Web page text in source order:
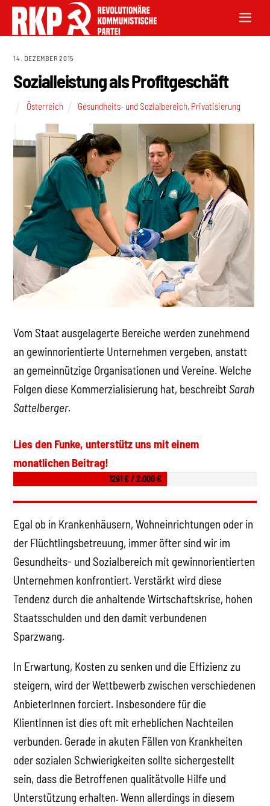
14. DEZEMBER 2015
Sozialleistung als Profitgeschäft
Österreich Gesundheits- und Sozialbereich, Privatisierung
Vom Staat ausgelagerte Bereiche werden zunehmend
an gewinnorientierte Unternehmen vergeben, anstatt
an gemeinnützige Organisationen und Vereine. Welche
Folgen diese Kommerzialisierung hat, beschreibt Sarah
Sattelberger.
Lies den Funke, unterstütz uns mit einem
monatlichen Beitrag!
1261 € / 2.000 €
Egal ob in Krankenhäusern, Wohneinrichtungen oder in
der Flüchtlingsbetreuung, immer öfter sind wir im
Gesundheits- und Sozialbereich mit gewinnorientierten
Unternehmen konfrontiert. Verstärkt wird diese
Tendenz durch die anhaltende Wirtschaftskrise, hohen
Staatsschulden und den damit verbundenen
Sparzwang.
In Erwartung, Kosten zu senken und die Effizienz zu
steigern, wird der Wettbewerb zwischen verschiedenen
AnbieterInnen forciert. Insbesondere für die
KlientInnen ist dies oft mit erheblichen Nachteilen
verbunden. Gerade in akuten Fällen von Krankheiten
oder sozialen Schwierigkeiten sollte sichergestellt
sein, dass die Betroffenen qualitätvolle Hilfe und
Unterstützung erhalten. Wenn allerdings in diesem